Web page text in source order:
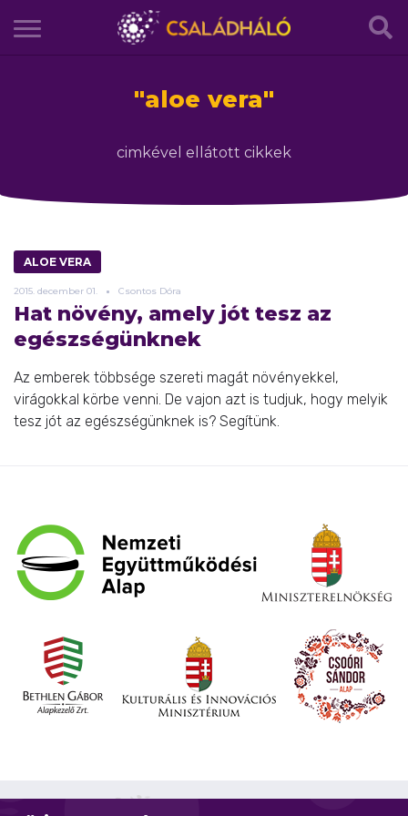
"aloe vera"
cimkével ellátott cikkek
ALOE VERA
2015. december 01. Csontos Dóra
Hat növény, amely jót tesz az
egészségünknek
Az emberek többsége szereti magát növényekkel,
virágokkal körbe venni. De vajon azt is tudjuk, hogy melyik
tesz jót az egészségünknek is? Segítünk.